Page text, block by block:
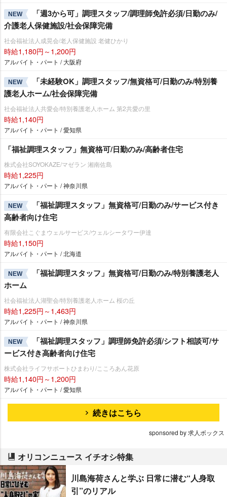
NEW
「週3から可」調理スタッフ/調理師免許必須/日勤のみ/
介護老人保健施設/社会保障完備
社会福祉法人成晃会/老人保健施設 老健ひかり
時給1,180円～1,200円
アルバイト・パート / 大阪府
NEW
「未経験OK」調理スタッフ/無資格可/日勤のみ/特別養
護老人ホーム/社会保障完備
社会福祉法人共愛会/特別養護老人ホーム 第2共愛の里
時給1,140円
アルバイト・パート / 愛知県
「福祉調理スタッフ」無資格可/日勤のみ/高齢者住宅
株式会社SOYOKAZE/マゼラン 湘南佐島
時給1,225円
アルバイト・パート / 神奈川県
NEW
「福祉調理スタッフ」無資格可/日勤のみ/サービス付き
高齢者向け住宅
有限会社こぐまウェルサービス/ウェルシータワー伊達
時給1,150円
アルバイト・パート / 北海道
NEW
「福祉調理スタッフ」無資格可/日勤のみ/特別養護老人
ホーム
社会福祉法人湖聖会/特別養護老人ホーム 桜の丘
時給1,225円～1,463円
アルバイト・パート / 神奈川県
NEW
「福祉調理スタッフ」調理師免許必須/シフト相談可/サ
ービス付き高齢者向け住宅
株式会社ライフサポートひまわり/こころあん花原
時給1,140円～1,200円
アルバイト・パート / 愛知県
続きはこちら
sponsored by 求人ボックス
オリコンニュース イチオシ特集
川島海荷さんと学ぶ 日常に潜む“人身取
引”のリアル